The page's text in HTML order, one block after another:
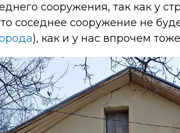
сооружения, так как у
соседнее сооружение не
), как и у нас впрочем